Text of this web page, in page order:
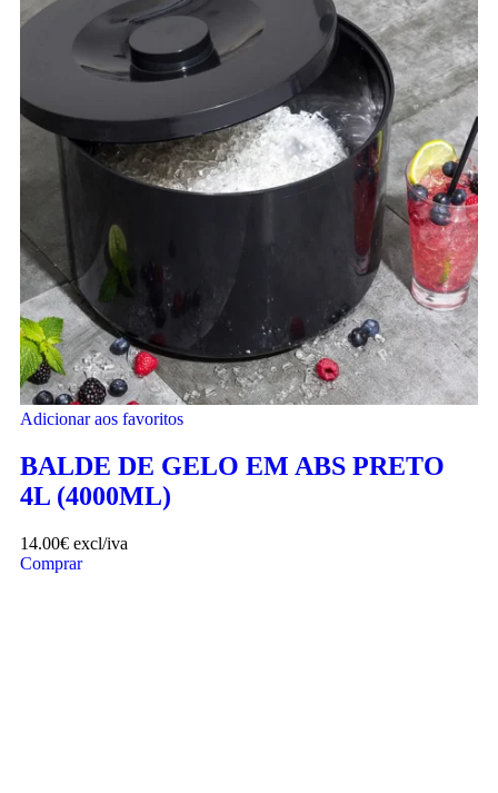
Adicionar aos favoritos
BALDE DE GELO EM ABS PRETO
4L (4000ML)
14.00€ excl/iva
Comprar